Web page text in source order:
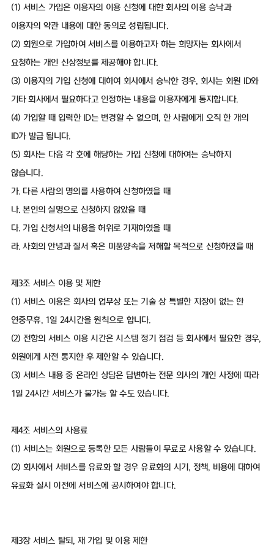
(1) 서비스 가입은 이용자의 이용 신청에 대한 회사의 이용 승낙과
이용자의 약관 내용에 대한 동의로 성립됩니다.
(2) 회원으로 가입하여 서비스를 이용하고자 하는 희망자는 회사에서
요청하는 개인 신상정보를 제공해야 합니다.
(3) 이용자의 가입 신청에 대하여 회사에서 승낙한 경우, 회사는 회원 ID와
기타 회사에서 필요하다고 인정하는 내용을 이용자에게 통지합니다.
(4) 가입할 때 입력한 ID는 변경할 수 없으며, 한 사람에게 오직 한 개의
ID가 발급 됩니다.
(5) 회사는 다음 각 호에 해당하는 가입 신청에 대하여는 승낙하지
않습니다.
가. 다른 사람의 명의를 사용하여 신청하였을 때
나. 본인의 실명으로 신청하지 않았을 때
다. 가입 신청서의 내용을 허위로 기재하였을 때
라. 사회의 안녕과 질서 혹은 미풍양속을 저해할 목적으로 신청하였을 때
제3조 서비스 이용 및 제한
(1) 서비스 이용은 회사의 업무상 또는 기술 상 특별한 지장이 없는 한
연중무휴, 1일 24시간을 원칙으로 합니다.
(2) 전항의 서비스 이용 시간은 시스템 정기 점검 등 회사에서 필요한 경우,
회원에게 사전 통지한 후 제한할 수 있습니다.
(3) 서비스 내용 중 온라인 상담은 답변하는 전문 의사의 개인 사정에 따라
1일 24시간 서비스가 불가능 할 수도 있습니다.
제4조 서비스의 사용료
(1) 서비스는 회원으로 등록한 모든 사람들이 무료로 사용할 수 있습니다.
(2) 회사에서 서비스를 유료화 할 경우 유료화의 시기, 정책, 비용에 대하여
유료화 실시 이전에 서비스에 공시하여야 합니다.
제3장 서비스 탈퇴, 재 가입 및 이용 제한